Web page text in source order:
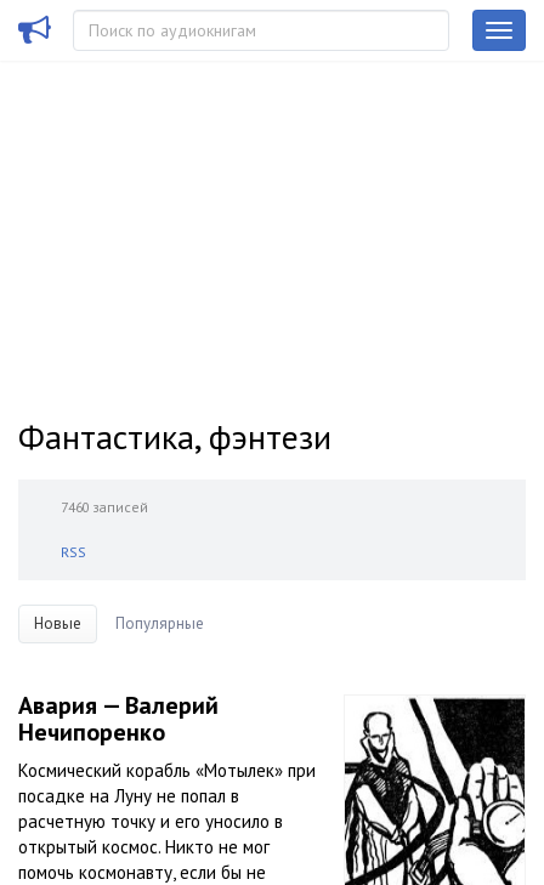
Фантастика, фэнтези
7460 записей
RSS
Новые Популярные
Авария — Валерий
Нечипоренко
Космический корабль «Мотылек» при
посадке на Луну не попал в
расчетную точку и его уносило в
открытый космос. Никто не мог
помочь космонавту, если бы не